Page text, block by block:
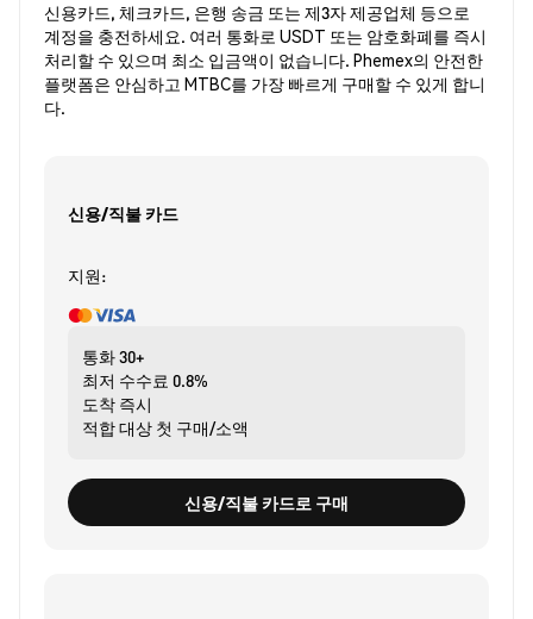
신용카드, 체크카드, 은행 송금 또는 제3자 제공업체 등으로
계정을 충전하세요. 여러 통화로 USDT 또는 암호화폐를 즉시
처리할 수 있으며 최소 입금액이 없습니다. Phemex의 안전한
플랫폼은 안심하고 MTBC를 가장 빠르게 구매할 수 있게 합니
다.
신용/직불 카드
지원:
통화30+
최저 수수료 0.8%
도착 즉시
적합 대상 첫 구매/소액
신용/직불 카드로 구매